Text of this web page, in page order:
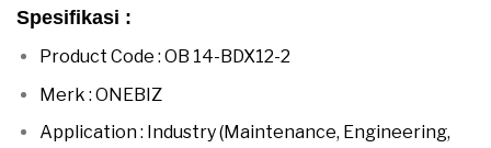
Spesifikasi :
Product Code : OB 14-BDX12-2
Merk : ONEBIZ
Application : Industry (Maintenance, Engineering,